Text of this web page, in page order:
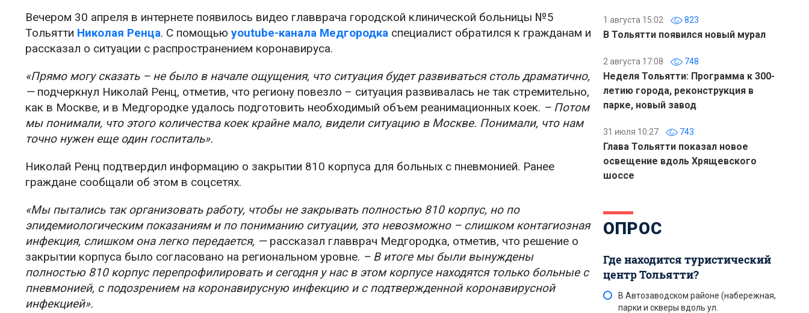
Вечером 30 апреля в интернете появилось видео главврача городской клинической больницы №5
Тольятти Николая Ренца. С помощью youtube-канала Медгородка специалист обратился к гражданам и
рассказал о ситуации с распространением коронавируса.
«Прямо могу сказать – не было в начале ощущения, что ситуация будет развиваться столь драматично,
— подчеркнул Николай Ренц, отметив, что региону повезло – ситуация развивалась не так стремительно,
как в Москве, и в Медгородке удалось подготовить необходимый объем реанимационных коек. – Потом
мы понимали, что этого количества коек крайне мало, видели ситуацию в Москве. Понимали, что нам
точно нужен еще один госпиталь».
Николай Ренц подтвердил информацию о закрытии 810 корпуса для больных с пневмонией. Ранее
граждане сообщали об этом в соцсетях.
«Мы пытались так организовать работу, чтобы не закрывать полностью 810 корпус, но по
эпидемиологическим показаниям и по пониманию ситуации, это невозможно – слишком контагиозная
инфекция, слишком она легко передается, — рассказал главврач Медгородка, отметив, что решение о
закрытии корпуса было согласовано на региональном уровне. – В итоге мы были вынуждены
полностью 810 корпус перепрофилировать и сегодня у нас в этом корпусе находятся только больные с
пневмонией, с подозрением на коронавирусную инфекцию и с подтвержденной коронавирусной
инфекцией».
1 августа 15:02 823
В Тольятти появился новый мурал
2 августа 17:08 748
Неделя Тольятти: Программа к 300-
летию города, реконструкция в
парке, новый завод
31 июля 10:27 743
Глава Тольятти показал новое
освещение вдоль Хрящевского
шоссе
ОПРОС
Где находится туристический
центр Тольятти?
В Автозаводском районе (набережная,
парки и скверы вдоль ул.